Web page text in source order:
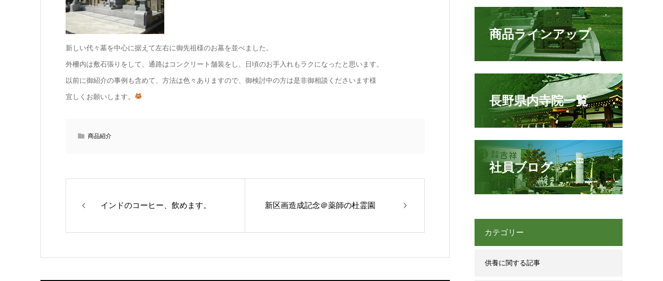
新しい代々墓を中心に据えて左右に御先祖様のお墓を並べました。
外柵内は敷石張りをして、通路はコンクリート舗装をし、日頃のお手入れもラクになったと思います。
以前に御紹介の事例も含めて、方法は色々ありますので、御検討中の方は是非御相談くださいます様
宜しくお願いします。
商品紹介
インドのコーヒー、飲めます。 新区画造成記念＠薬師の杜霊園
商品ラインアップ
長野県内寺院一覧
社員ブログ
カテゴリー
供養に関する記事